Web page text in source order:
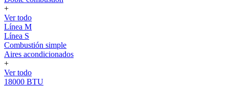
+
Ver todo
Línea M
Línea S
Combustión simple
Aires acondicionados
+
Ver todo
18000 BTU